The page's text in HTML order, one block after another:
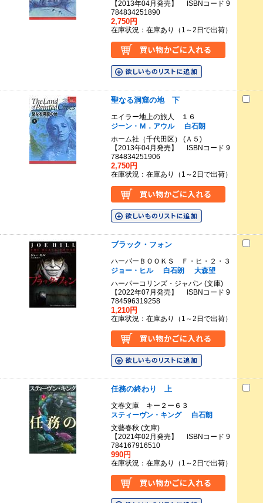
【2013年04月発売】 ISBNコード 9
784834251890
2,750円
在庫状況：在庫あり（1～2日で出荷）
聖なる洞窟の地 下
エイラー地上の旅人 １６
ジーン・Ｍ．アウル
白石朗
ホーム社（千代田区） (Ａ５)
【2013年04月発売】 ISBNコード 9
784834251906
2,750円
在庫状況：在庫あり（1～2日で出荷）
ブラック・フォン
ハーパーＢＯＯＫＳ Ｆ・ヒ・２・３
ジョー・ヒル
白石朗
大森望
ハーパーコリンズ・ジャパン (文庫)
【2022年07月発売】 ISBNコード 9
784596319258
1,210円
在庫状況：在庫あり（1～2日で出荷）
任務の終わり 上
文春文庫 キー２ー６３
スティーヴン・キング
白石朗
文藝春秋 (文庫)
【2021年02月発売】 ISBNコード 9
784167916510
990円
在庫状況：在庫あり（1～2日で出荷）